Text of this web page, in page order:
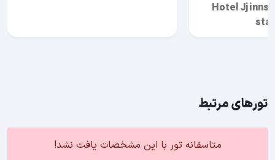
Hotel Jj inns
تورهای مرتبط
متاسفانه تور با این مشخصات یافت نشد!